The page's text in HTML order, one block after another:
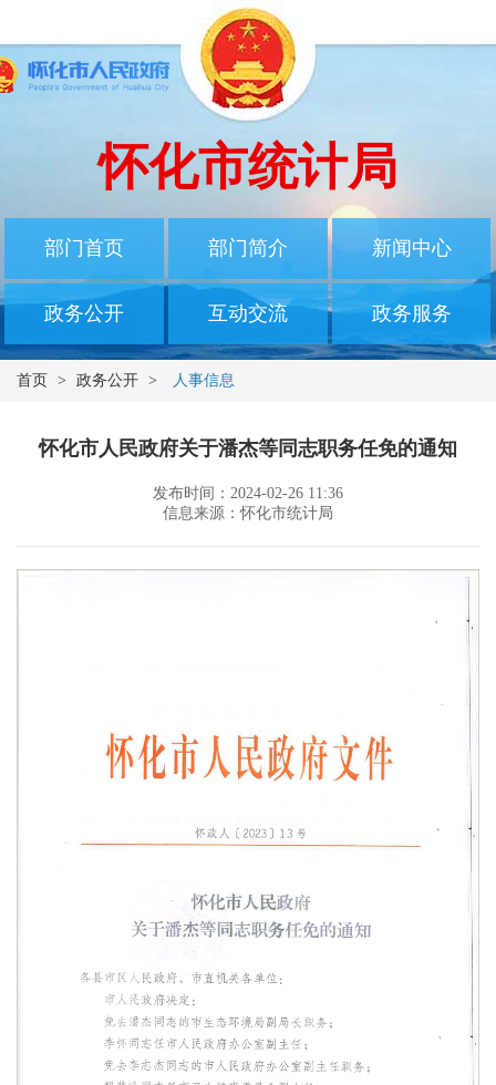
怀化市统计局
部门首页 部门简介 新闻中心
政务公开 互动交流 政务服务
首页 > 政务公开 > 人事信息
怀化市人民政府关于潘杰等同志职务任免的通知
发布时间：2024-02-26 11:36
信息来源：怀化市统计局